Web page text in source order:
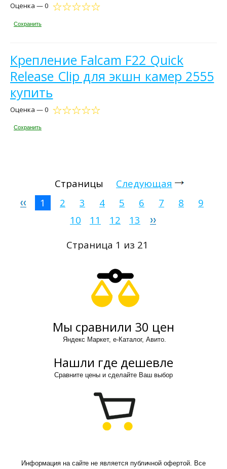
Оценка — 0
Сохранить
Крепление Falcam F22 Quick
Release Clip для экшн камер 2555
купить
Оценка — 0
Сохранить
Страницы
Следующая
1
2 3 4 5 6 7 8
9
10
11 12
13
Страница 1 из 21
Мы сравнили 30 цен
Яндекс Маркет, е-Каталог, Авито.
Нашли где дешевле
Сравните цены и сделайте Ваш выбор
Информация на сайте не является публичной офертой. Все